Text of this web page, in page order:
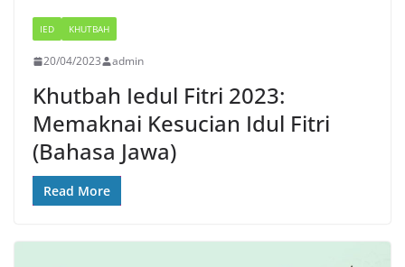
IED KHUTBAH
20/04/2023 admin
Khutbah Iedul Fitri 2023:
Memaknai Kesucian Idul Fitri
(Bahasa Jawa)
Read More